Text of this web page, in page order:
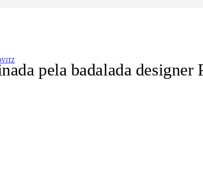
pela badalada